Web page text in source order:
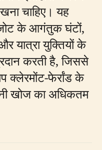
चाहिए। यह
के आगंतुक घंटों,
यात्रा युक्तियों के
करती है, जिससे
क्लेरमोंट-फेर्रांड के
खोज का अधिकतम